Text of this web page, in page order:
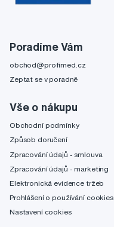
Poradíme Vám
obchod@profimed.cz
Zeptat se v poradně
Vše o nákupu
Obchodní podmínky
Způsob doručení
Zpracování údajů - smlouva
Zpracování údajů - marketing
Elektronická evidence tržeb
Prohlášení o používání cookies
Nastavení cookies